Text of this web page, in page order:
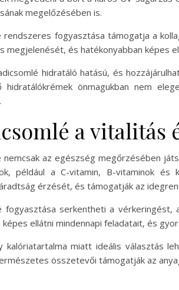
megelőzésében is.
rendszeres fogyasztása támogatja a
megjelenését, és hatékonyabban képes
hidratáló hatású, és
hidratálókrémek önmagukban nem
a vitalitás
nemcsak az egészség megőrzésében
például a C-vitamin, B-vitaminok és
érzését, és támogatják az
fogyasztása serkentheti a
képes ellátni mindennapi feladatait, és
kalóriatartalma miatt ideális választás
összetevői támogatják az